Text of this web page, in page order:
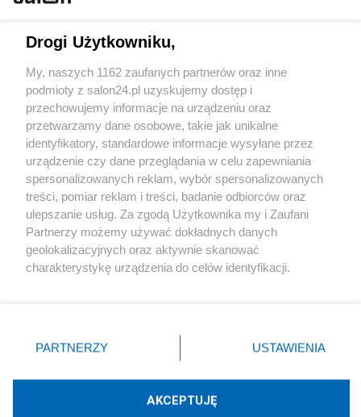
Sport
Społeczeństwo
Kultura
X Facebook Instagram Youtube
Drogi Użytkowniku,
My, naszych 1162 zaufanych partnerów oraz inne
podmioty z salon24.pl uzyskujemy dostęp i
przechowujemy informacje na urządzeniu oraz
przetwarzamy dane osobowe, takie jak unikalne
identyfikatory, standardowe informacje wysyłane przez
urządzenie czy dane przeglądania w celu zapewniania
spersonalizowanych reklam, wybór spersonalizowanych
treści, pomiar reklam i treści, badanie odbiorców oraz
ulepszanie usług. Za zgodą Użytkownika my i Zaufani
Partnerzy możemy używać dokładnych danych
geolokalizacyjnych oraz aktywnie skanować
charakterystykę urządzenia do celów identyfikacji.
zmienić/wycofać klikając przycisk ustawień prywatności
znajdujący się w lewym dolnym rogu strony
rodzaje przetwarzania danych nie wymagają zgody
użytkownika, ale masz prawo sprzeciwić się takiemu
przetwarzaniu. Preferencje będą miały zastosowania tylko
PARTNERZY USTAWIENIA
AKCEPTUJĘ